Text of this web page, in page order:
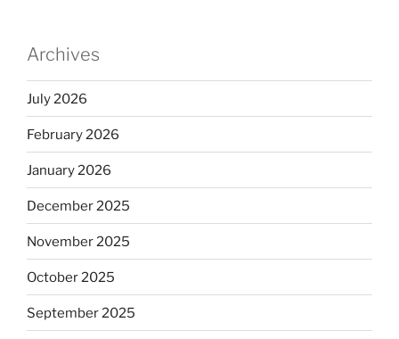
Archives
July 2026
February 2026
January 2026
December 2025
November 2025
October 2025
September 2025